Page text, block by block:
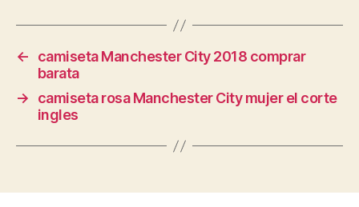
←
camiseta Manchester City 2018 comprar
barata
→
camiseta rosa Manchester City mujer el corte
ingles